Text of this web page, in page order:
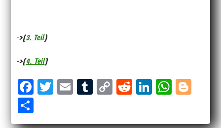
->(3. Teil)
->(4. Teil)
Fa T
E
Tu Co Re Li
W
ar